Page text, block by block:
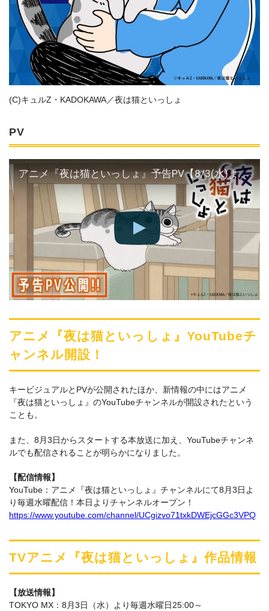
(C)キュルZ・KADOKAWA／夜は猫といっしょ
PV
アニメ『夜は猫といっしょ』予告PV【8/3(水)より放送＆配信スタート！】
アニメ『夜は猫といっしょ』YouTubeチ
ャンネル開設！
キービジュアルとPVが公開されたほか、新情報の中にはアニメ
『夜は猫といっしょ』のYouTubeチャンネルが開設されたという
ことも。
また、8月3日からスタートする本放送に加え、YouTubeチャンネ
ルでも配信されることが明らかになりました。
【配信情報】
YouTube：アニメ『夜は猫といっしょ』チャンネルにて8月3日よ
り毎週水曜配信！本日よりチャンネルオープン！
https://www.youtube.com/channel/UCgizvo71txkDWEjcGGc3VPQ
TVアニメ『夜は猫といっしょ』作品情報
【放送情報】
TOKYO MX：8月3日（水）より毎週水曜日25:00～